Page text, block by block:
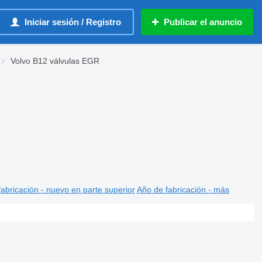
Iniciar sesión / Registro Publicar el anuncio
Volvo B12 válvulas EGR
- nuevo en parte superior Año de fabricación - más